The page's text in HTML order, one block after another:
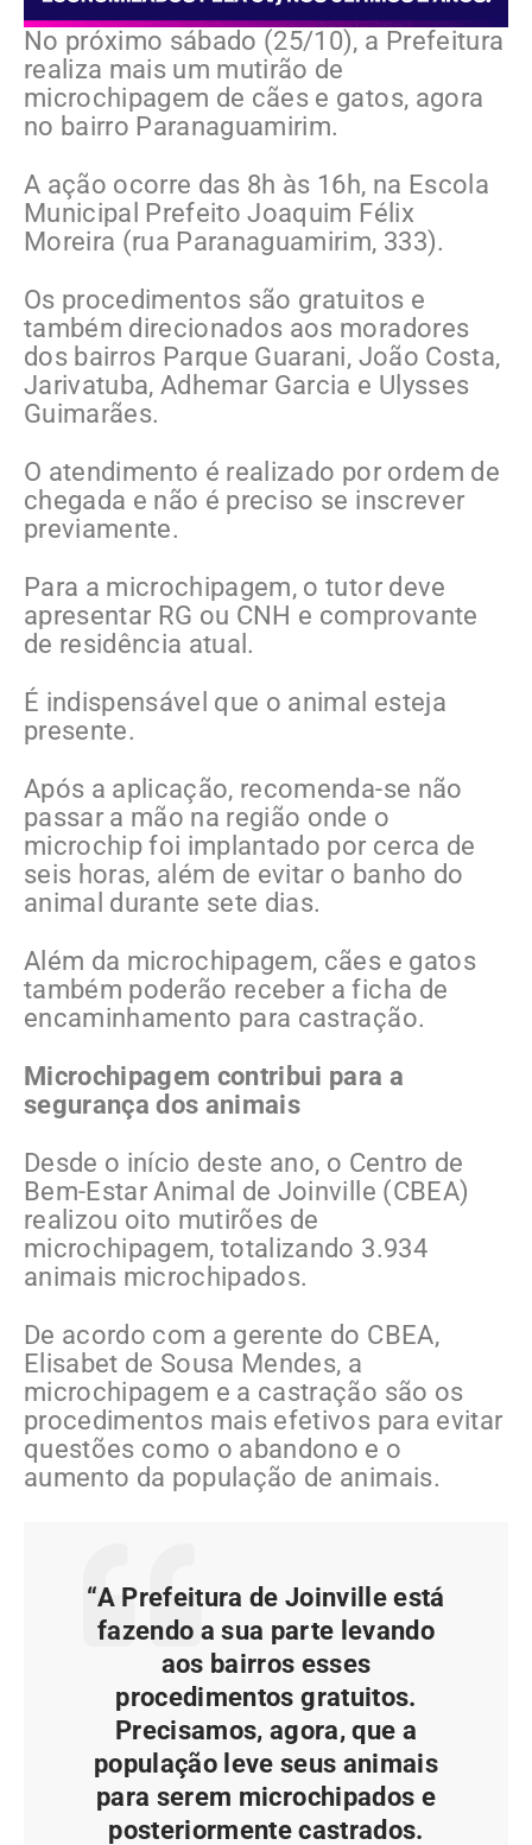
No próximo sábado (25/10), a Prefeitura
realiza mais um mutirão de
microchipagem de cães e gatos, agora
no bairro Paranaguamirim.
A ação ocorre das 8h às 16h, na Escola
Municipal Prefeito Joaquim Félix
Moreira (rua Paranaguamirim, 333).
Os procedimentos são gratuitos e
também direcionados aos moradores
dos bairros Parque Guarani, João Costa,
Jarivatuba, Adhemar Garcia e Ulysses
Guimarães.
O atendimento é realizado por ordem de
chegada e não é preciso se inscrever
previamente.
Para a microchipagem, o tutor deve
apresentar RG ou CNH e comprovante
de residência atual.
É indispensável que o animal esteja
presente.
Após a aplicação, recomenda-se não
passar a mão na região onde o
microchip foi implantado por cerca de
seis horas, além de evitar o banho do
animal durante sete dias.
Além da microchipagem, cães e gatos
também poderão receber a ficha de
encaminhamento para castração.
Microchipagem contribui para a
segurança dos animais
Desde o início deste ano, o Centro de
Bem-Estar Animal de Joinville (CBEA)
realizou oito mutirões de
microchipagem, totalizando 3.934
animais microchipados.
De acordo com a gerente do CBEA,
Elisabet de Sousa Mendes, a
microchipagem e a castração são os
procedimentos mais efetivos para evitar
questões como o abandono e o
aumento da população de animais.
“A Prefeitura de Joinville está
fazendo a sua parte levando
aos bairros esses
procedimentos gratuitos.
Precisamos, agora, que a
população leve seus animais
para serem microchipados e
posteriormente castrados.